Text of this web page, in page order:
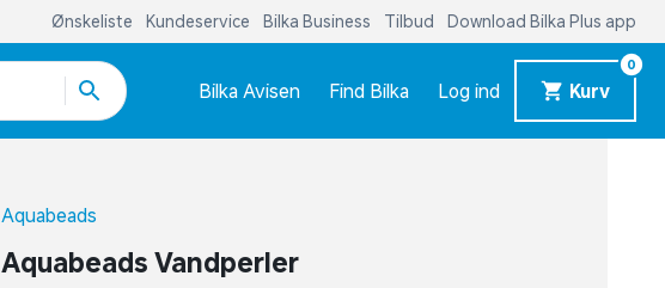
Ønskeliste Kundeservice Bilka Business Tilbud Download Bilka Plus app
Bilka Avisen Find Bilka Log ind Kurv
0
Aquabeads
Aquabeads Vandperler